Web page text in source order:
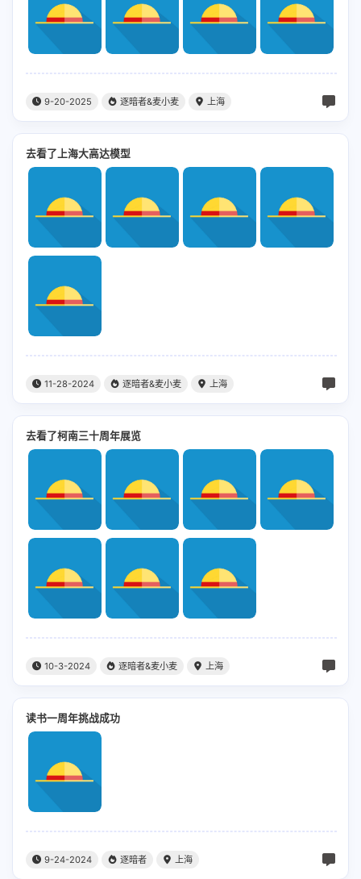
9-20-2025 逐暗者&麦小麦 上海
去看了上海大高达模型
11-28-2024 逐暗者&麦小麦 上海
去看了柯南三十周年展览
10-3-2024 逐暗者&麦小麦 上海
读书一周年挑战成功
9-24-2024 逐暗者 上海